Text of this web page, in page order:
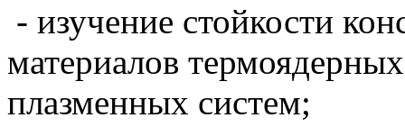
- изучение стойкости
материалов
плазменных систем;